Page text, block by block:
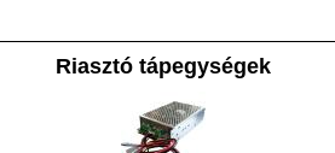
Riasztó tápegységek